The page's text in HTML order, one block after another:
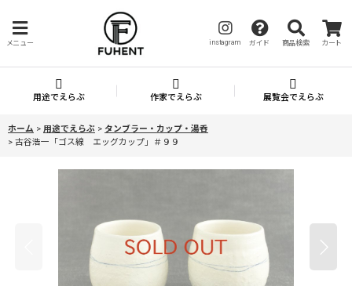
メニュー instagram ガイド 商品検索 カート
用途でえらぶ 作家でえらぶ 展覧会でえらぶ
ホーム > 用途でえらぶ > タンブラー・カップ・湯呑
> 古谷浩一「ゴス線 エッグカップ」＃９９